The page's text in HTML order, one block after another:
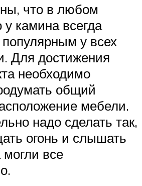
что в любом
у камина всегда
у всех
Для достижения
необходимо
общий
мебели.
надо сделать так,
огонь и слышать
могли все